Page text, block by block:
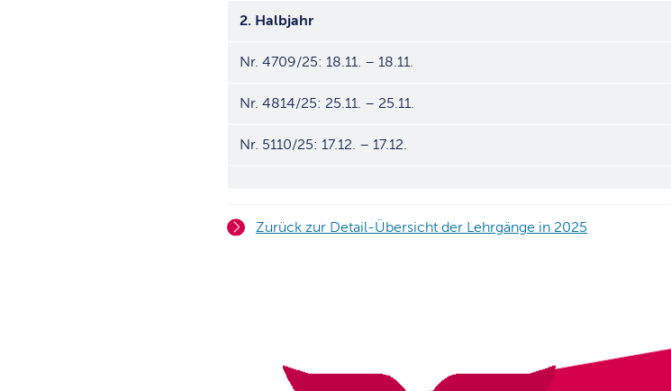
2. Halbjahr
Nr. 4709/25: 18.11. – 18.11.
Nr. 4814/25: 25.11. – 25.11.
Nr. 5110/25: 17.12. – 17.12.
Zurück zur Detail-Übersicht der Lehrgänge in 2025